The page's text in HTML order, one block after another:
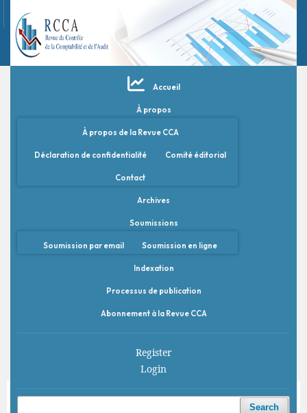
Accueil
À propos
À propos de la Revue CCA
Déclaration de confidentialité Comité éditorial
Contact
Archives
Soumissions
Soumission par email Soumission en ligne
Indexation
Processus de publication
Abonnement à la Revue CCA
Register
Login
Search
Home / Archives / Vol. 9 No. 2 (2025) / Articles